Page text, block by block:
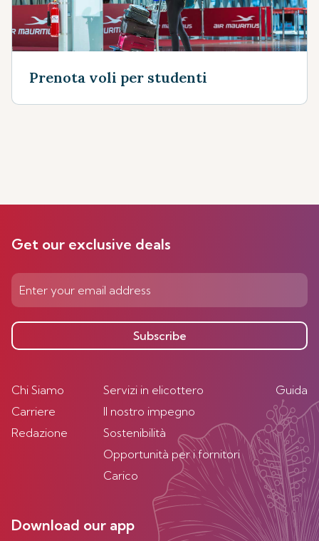
Prenota voli per studenti
Get our exclusive deals
Subscribe
Chi Siamo
Carriere
Redazione
Servizi in elicottero
Il nostro impegno
Sostenibilità
Opportunità per i fornitori
Carico
Guida
Download our app